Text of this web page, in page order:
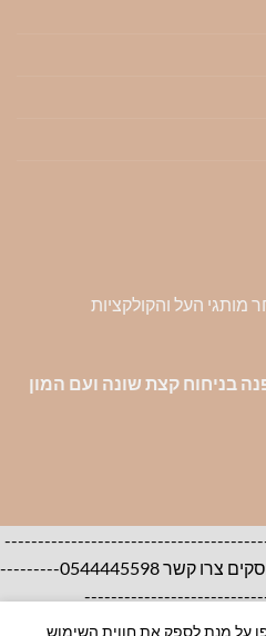
העל והקולקציות
בניחוח קצת שונה ועם המון
-----------להזמנות סיטונאיות לעסקים צרו קשר 0544445598---------
על מנת לספק את חווית השימוש